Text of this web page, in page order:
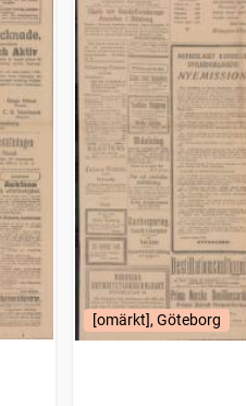
[omärkt], Göteborg